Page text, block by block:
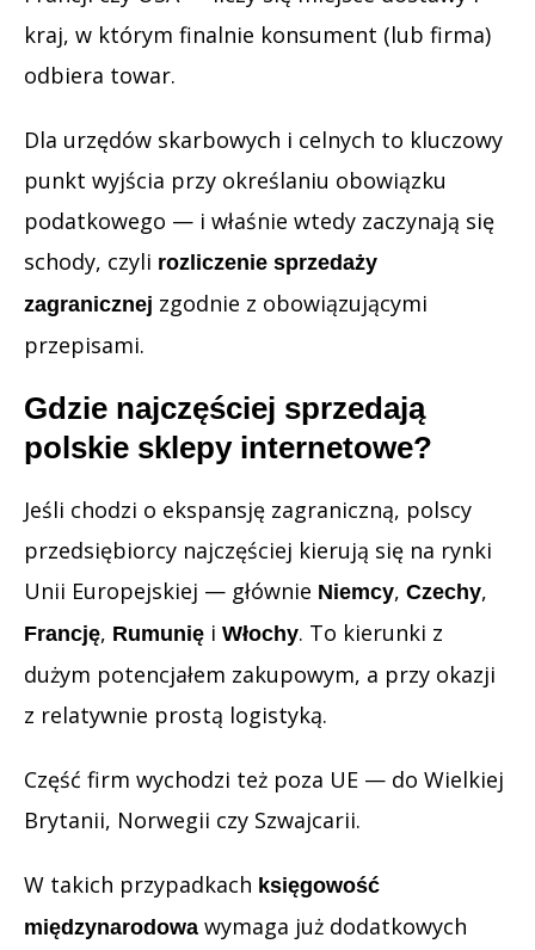
kraj, w którym finalnie konsument (lub firma)
odbiera towar.
Dla urzędów skarbowych i celnych to kluczowy
punkt wyjścia przy określaniu obowiązku
podatkowego — i właśnie wtedy zaczynają się
schody, czyli rozliczenie sprzedaży
zagranicznej zgodnie z obowiązującymi
przepisami.
Gdzie najczęściej sprzedają
polskie sklepy internetowe?
Jeśli chodzi o ekspansję zagraniczną, polscy
przedsiębiorcy najczęściej kierują się na rynki
Unii Europejskiej — głównie Niemcy, Czechy,
Francję, Rumunię i Włochy. To kierunki z
dużym potencjałem zakupowym, a przy okazji
z relatywnie prostą logistyką.
Część firm wychodzi też poza UE — do Wielkiej
Brytanii, Norwegii czy Szwajcarii.
W takich przypadkach księgowość
międzynarodowa wymaga już dodatkowych